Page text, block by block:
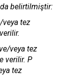
belirtilmiştir:
veya tez
veya tez
verilir. P
tez